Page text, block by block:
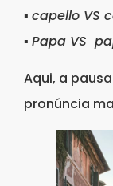
▪ capello VS
▪ Papa VS
Aqui, a
pronúncia